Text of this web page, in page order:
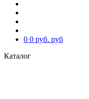
0 0 руб. руб
Каталог